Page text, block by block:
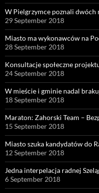
W Pielgrzymce poznali dwóch
29 September 2018
Miasto ma wykonawców na
28 September 2018
Konsultacje społeczne
24 September 2018
W mieście i gminie nadal
18 September 2018
Maraton: Zahorski Team –
15 September 2018
Miasto szuka kandydatów do
12 September 2018
Jedna interpelacja radnej
6 September 2018